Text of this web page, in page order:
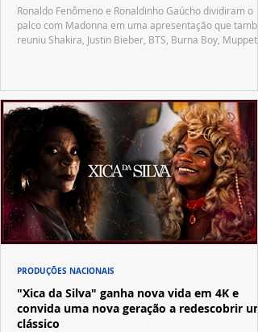
Ronaldo Fenômeno e Ronaldinho Gaúcho dividiram o
palco com Madonna em uma apresentação que
reuniu Shakira, Justin Bieber, BTS, Burna Boy, Muppets,
"Xica da Silva" ganha nova vida em 4K e
convida uma nova geração a redescobrir um
clássico
PRODUÇÕES NACIONAIS